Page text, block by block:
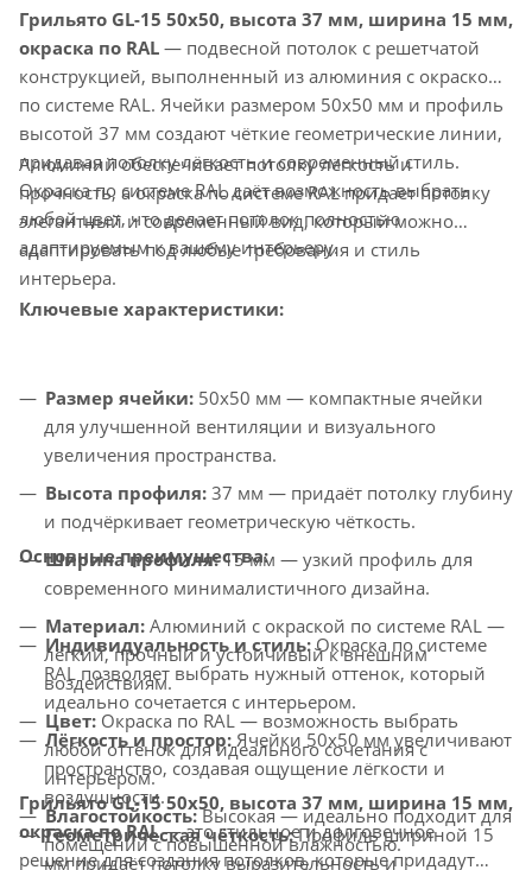
Грильято GL-15 50x50, высота 37 мм, ширина 15 мм,
окраска по RAL — подвесной потолок с решетчатой
конструкцией, выполненный из алюминия с окраской
по системе RAL. Ячейки размером 50x50 мм и профиль
высотой 37 мм создают чёткие геометрические линии,
придавая потолку лёгкость и современный стиль.
Окраска по системе RAL даёт возможность выбрать
любой цвет, что делает потолок полностью
адаптируемым к вашему интерьеру.
Алюминий обеспечивает потолку лёгкость и
прочность, а окраска по системе RAL придает потолку
элегантный и современный вид, который можно
адаптировать под любые требования и стиль
интерьера.
Ключевые характеристики:
Размер ячейки: 50x50 мм — компактные ячейки
для улучшенной вентиляции и визуального
увеличения пространства.
Высота профиля: 37 мм — придаёт потолку глубину
и подчёркивает геометрическую чёткость.
Ширина профиля:15 мм — узкий профиль для
современного минималистичного дизайна.
Материал: Алюминий с окраской по системе RAL —
лёгкий, прочный и устойчивый к внешним
воздействиям.
Цвет: Окраска по RAL — возможность выбрать
любой оттенок для идеального сочетания с
интерьером.
Влагостойкость:Высокая — идеально подходит для
помещений с повышенной влажностью.
Основные преимущества:
Индивидуальность и стиль:Окраска по системе
RAL позволяет выбрать нужный оттенок, который
идеально сочетается с интерьером.
Лёгкость и простор: Ячейки 50x50 мм увеличивают
пространство, создавая ощущение лёгкости и
воздушности.
Геометрическая чёткость:Профиль шириной 15
мм придаёт потолку выразительность и
Грильято GL-15 50x50, высота 37 мм, ширина 15 мм,
окраска по RAL— это стильное и долговечное
решение для создания потолков, которые придадут